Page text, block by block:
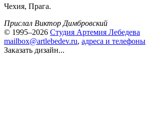
Чехия, Прага.
Прислал Виктор Димбровский
© 1995–2026 Студия Артемия Лебедева
mailbox@artlebedev.ru, адреса и телефоны
Заказать дизайн...